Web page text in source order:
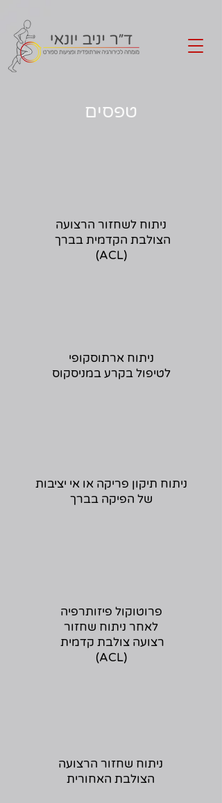
טפסים
ניתוח לשחזור הרצועה
הצולבת הקדמית בברך
(ACL)
ניתוח ארתוסקופי
לטיפול בקרע במניסקוס
ניתוח תיקון פריקה או אי יציבות
של הפיקה בברך
פרוטוקול פיזותרפיה
לאחר ניתוח שחזור
רצועה צולבת קדמית
(ACL)
ניתוח שחזור הרצועה
הצולבת האחורית